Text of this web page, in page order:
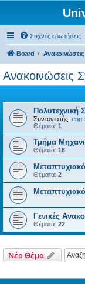
Συχνές ερωτήσεις
Board
Ανακοινώσεις
Πολυτεχνική
Συντονιστής:
Θέματα: 1
Τμήμα
Θέματα: 18
Θέματα: 2
Γενικές
Θέματα: 22
Νέο Θέμα